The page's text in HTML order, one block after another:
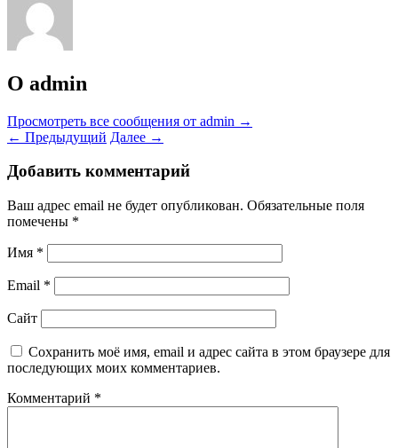
О admin
Просмотреть все сообщения от admin →
← Предыдущий Далее →
Добавить комментарий
Ваш адрес email не будет опубликован. Обязательные поля
помечены *
Имя *
Email *
Сайт
Сохранить моё имя, email и адрес сайта в этом браузере для
последующих моих комментариев.
Комментарий *